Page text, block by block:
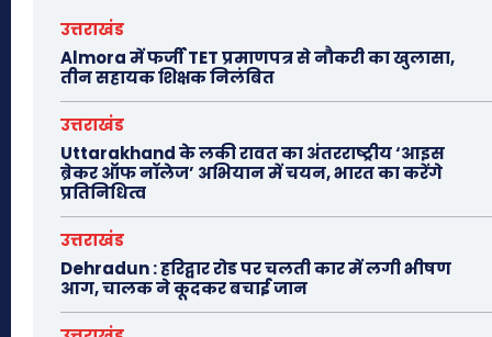
उत्तराखंड
Almora में फर्जी TET प्रमाणपत्र से नौकरी का खुलासा,
तीन सहायक शिक्षक निलंबित
उत्तराखंड
Uttarakhand के लकी रावत का अंतरराष्ट्रीय ‘आइस
ब्रेकर ऑफ नॉलेज’ अभियान में चयन, भारत का करेंगे
प्रतिनिधित्व
उत्तराखंड
Dehradun : हरिद्वार रोड पर चलती कार में लगी भीषण
आग, चालक ने कूदकर बचाई जान